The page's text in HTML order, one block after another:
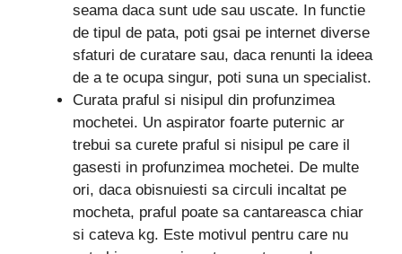
seama daca sunt ude sau uscate. In functie
de tipul de pata, poti gsai pe internet diverse
sfaturi de curatare sau, daca renunti la ideea
de a te ocupa singur, poti suna un specialist.
Curata praful si nisipul din profunzimea
mochetei. Un aspirator foarte puternic ar
trebui sa curete praful si nisipul pe care il
gasesti in profunzimea mochetei. De multe
ori, daca obisnuiesti sa circuli incaltat pe
mocheta, praful poate sa cantareasca chiar
si cateva kg. Este motivul pentru care nu